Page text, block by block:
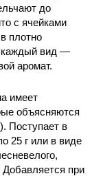
до
с ячейками
плотно
каждый вид —
аромат.
имеет
объясняются
Поступает в
25 г или в виде
Добавляется при